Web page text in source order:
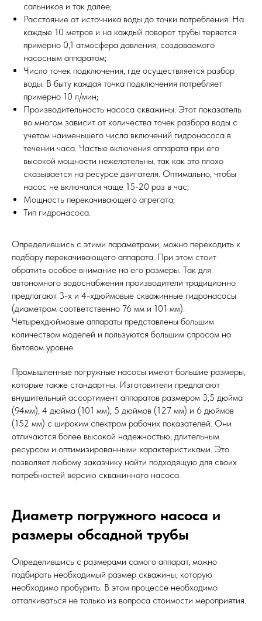
сальников и так далее;
Расстояние от источника воды до точки потребления. На
каждые 10 метров и на каждый поворот трубы теряется
примерно 0,1 атмосфера давления, создаваемого
насосным аппаратом;
Число точек подключения, где осуществляется разбор
воды. В быту каждая точка подключения потребляет
примерно 10 л/мин;
Производительность насоса скважины. Этот показатель
во многом зависит от количества точек разбора воды с
учетом наименьшего числа включений гидронасоса в
течении часа. Частые включения аппарата при его
высокой мощности нежелательны, так как это плохо
сказывается на ресурсе двигателя. Оптимально, чтобы
насос не включался чаще 15-20 раз в час;
Мощность перекачивающего агрегата;
Тип гидронасоса.
Определившись с этими параметрами, можно переходить к
подбору перекачивающего аппарата. При этом стоит
обратить особое внимание на его размеры. Так для
автономного водоснабжения производители традиционно
предлагают 3-х и 4-хдюймовые скважинные гидронасосы
(диаметром соответственно 76 мм и 101 мм).
Четырехдюймовые аппараты представлены большим
количеством моделей и пользуются большим спросом на
бытовом уровне.
Промышленные погружные насосы имеют большие размеры,
которые также стандартны. Изготовители предлагают
внушительный ассортимент аппаратов размером 3,5 дюйма
(94мм), 4 дюйма (101 мм), 5 дюймов (127 мм) и 6 дюймов
(152 мм) с широким спектром рабочих показателей. Они
отличаются более высокой надежностью, длительным
ресурсом и оптимизированными характеристиками. Это
позволяет любому заказчику найти подходящую для своих
потребностей версию скважинного насоса.
Диаметр погружного насоса и
размеры обсадной трубы
Определившись с размерами самого аппарат, можно
подбирать необходимый размер скважины, которую
необходимо пробурить. В этом процессе необходимо
отталкиваться не только из вопроса стоимости мероприятия.